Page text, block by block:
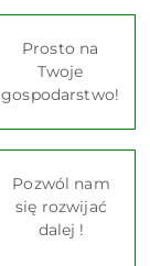
Prosto na
Twoje
gospodarstwo!
Pozwól nam
się rozwijać
dalej !